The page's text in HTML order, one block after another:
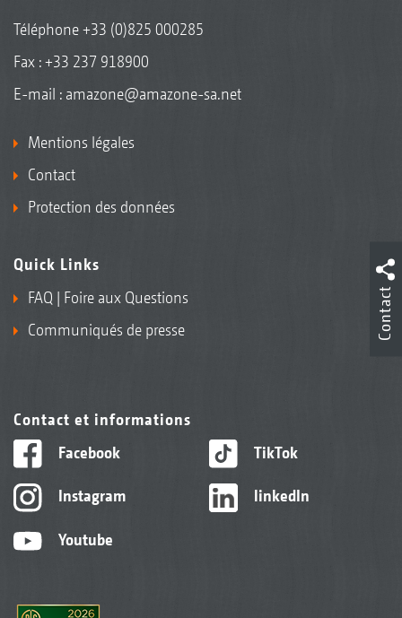
Téléphone+33 (0)825 000285
Fax : +33 237 918900
E-mail : amazone@amazone-sa.net
Mentions légales
Contact
Protection des données
Quick Links
FAQ | Foire aux Questions
Communiqués de presse
Contact et informations
Facebook
Instagram
Youtube
TikTok
linkedIn
Contact